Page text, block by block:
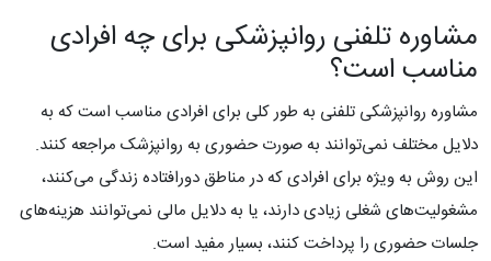
مشاوره تلفنی روانپزشکی برای چه افرادی
مناسب است؟
مشاوره روانپزشکی تلفنی به طور کلی برای افرادی مناسب است که به
دلایل مختلف نمی‌توانند به صورت حضوری به روانپزشک مراجعه کنند.
این روش به ویژه برای افرادی که در مناطق دورافتاده زندگی می‌کنند،
مشغولیت‌های شغلی زیادی دارند، یا به دلایل مالی نمی‌توانند هزینه‌های
جلسات حضوری را پرداخت کنند، بسیار مفید است.